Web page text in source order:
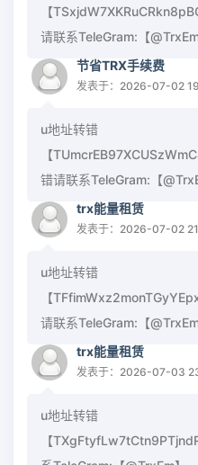
【
请联系TeleGram:【@TrxEm
节省TRX手续费
发表于：2026-07-02
u地址转错
【
错请联系TeleGram:【
trx能量租赁
发表于：2026-07-02
u地址转错
【
请联系TeleGram:【@TrxEm
trx能量租赁
发表于：2026-07-03
u地址转错
【